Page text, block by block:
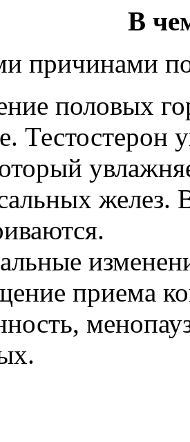
В
причинами
половых
Тестостерон
желез.
приема